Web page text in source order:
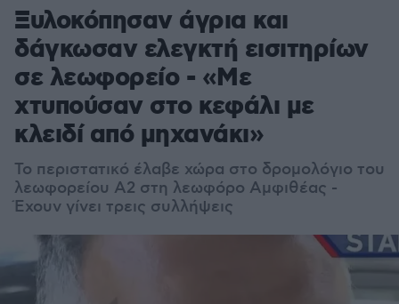
Ξυλοκόπησαν άγρια και
δάγκωσαν ελεγκτή εισιτηρίων
σε λεωφορείο - «Με
χτυπούσαν στο κεφάλι με
κλειδί από μηχανάκι»
Το περιστατικό έλαβε χώρα στο δρομολόγιο του
λεωφορείου Α2 στη λεωφόρο Αμφιθέας -
Έχουν γίνει τρεις συλλήψεις